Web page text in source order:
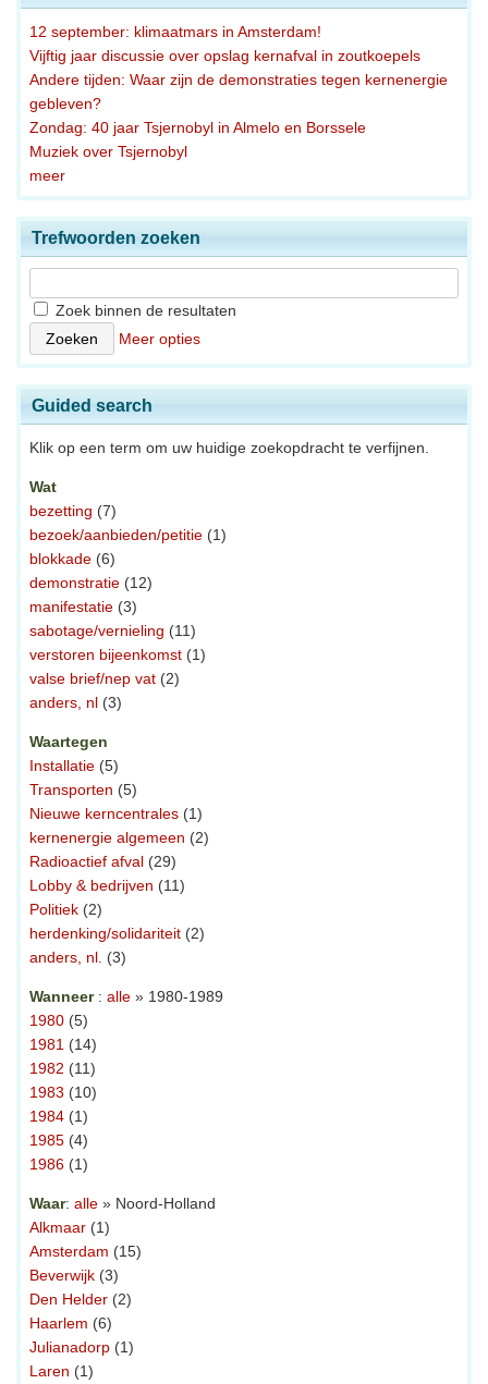
12 september: klimaatmars in Amsterdam!
Vijftig jaar discussie over opslag kernafval in zoutkoepels
Andere tijden: Waar zijn de demonstraties tegen kernenergie
gebleven?
Zondag: 40 jaar Tsjernobyl in Almelo en Borssele
Muziek over Tsjernobyl
meer
Trefwoorden zoeken
Zoek binnen de resultaten
Meer opties
Guided search
Klik op een term om uw huidige zoekopdracht te verfijnen.
Wat
bezetting (7)
bezoek/aanbieden/petitie (1)
blokkade (6)
demonstratie (12)
manifestatie (3)
sabotage/vernieling (11)
verstoren bijeenkomst (1)
valse brief/nep vat (2)
anders, nl (3)
Waartegen
Installatie (5)
Transporten (5)
Nieuwe kerncentrales (1)
kernenergie algemeen (2)
Radioactief afval (29)
Lobby & bedrijven (11)
Politiek (2)
herdenking/solidariteit (2)
anders, nl. (3)
Wanneer : alle » 1980-1989
1980 (5)
1981 (14)
1982 (11)
1983 (10)
1984 (1)
1985 (4)
1986 (1)
Waar: alle » Noord-Holland
Alkmaar (1)
Amsterdam (15)
Beverwijk (3)
Den Helder (2)
Haarlem (6)
Julianadorp (1)
Laren (1)